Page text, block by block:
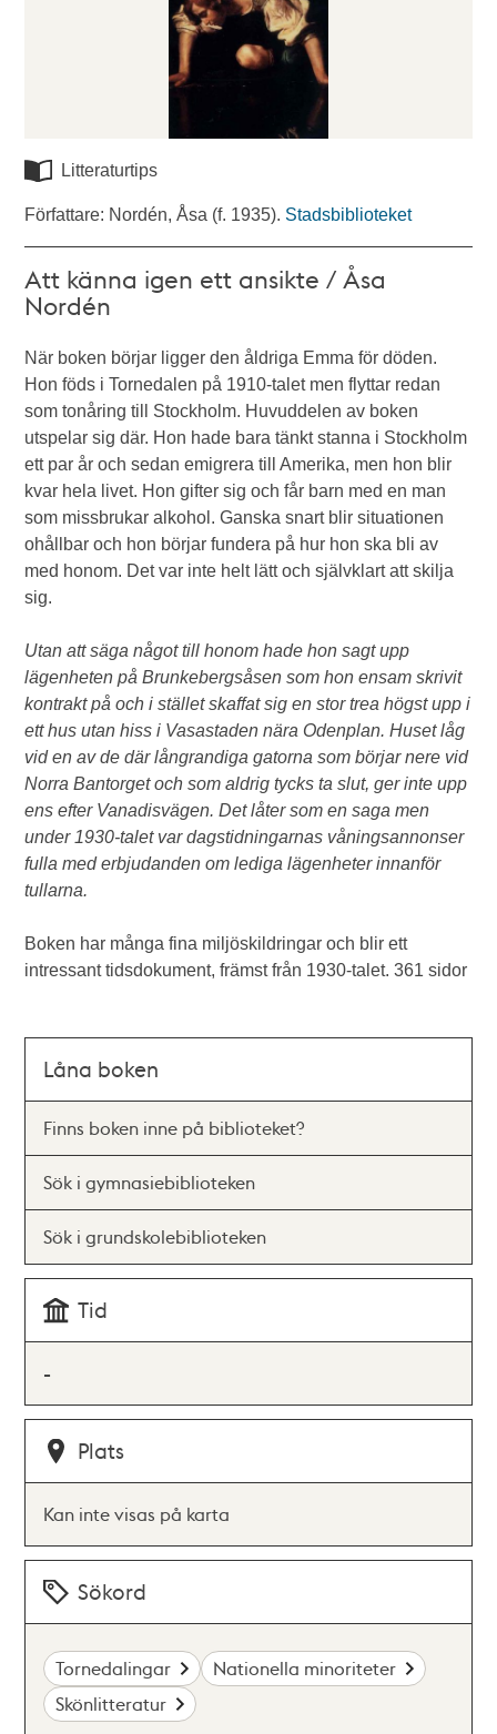
Litteraturtips
Författare: Nordén, Åsa (f. 1935). Stadsbiblioteket
Att känna igen ett ansikte / Åsa
Nordén
När boken börjar ligger den åldriga Emma för döden.
Hon föds i Tornedalen på 1910-talet men flyttar redan
som tonåring till Stockholm. Huvuddelen av boken
utspelar sig där. Hon hade bara tänkt stanna i Stockholm
ett par år och sedan emigrera till Amerika, men hon blir
kvar hela livet. Hon gifter sig och får barn med en man
som missbrukar alkohol. Ganska snart blir situationen
ohållbar och hon börjar fundera på hur hon ska bli av
med honom. Det var inte helt lätt och självklart att skilja
sig.
Utan att säga något till honom hade hon sagt upp
lägenheten på Brunkebergsåsen som hon ensam skrivit
kontrakt på och i stället skaffat sig en stor trea högst upp i
ett hus utan hiss i Vasastaden nära Odenplan. Huset låg
vid en av de där långrandiga gatorna som börjar nere vid
Norra Bantorget och som aldrig tycks ta slut, ger inte upp
ens efter Vanadisvägen. Det låter som en saga men
under 1930-talet var dagstidningarnas våningsannonser
fulla med erbjudanden om lediga lägenheter innanför
tullarna.
Boken har många fina miljöskildringar och blir ett
intressant tidsdokument, främst från 1930-talet. 361 sidor
Låna boken
Finns boken inne på biblioteket?
Sök i gymnasiebiblioteken
Sök i grundskolebiblioteken
Tid
-
Plats
Kan inte visas på karta
Sökord
Tornedalingar
Nationella minoriteter
Skönlitteratur